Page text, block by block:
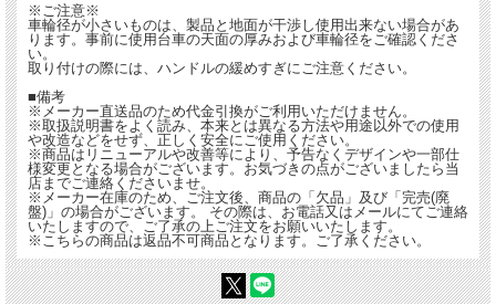
※ご注意※
車輪径が小さいものは、製品と地面が干渉し使用出来ない場合があ
ります。事前に使用台車の天面の厚みおよび車輪径をご確認くださ
い。
取り付けの際には、ハンドルの緩めすぎにご注意ください。
■備考
※メーカー直送品のため代金引換がご利用いただけません。
※取扱説明書をよく読み、本来とは異なる方法や用途以外での使用
や改造などをせず、正しく安全にご使用ください。
※商品はリニューアルや改善等により、予告なくデザインや一部仕
様変更となる場合がございます。お気づきの点がございましたら当
店までご連絡くださいませ。
※メーカー在庫のため、ご注文後、商品の「欠品」及び「完売(廃
盤)」の場合がございます。 その際は、お電話又はメールにてご連絡
いたしますので、ご了承の上ご注文をお願いいたします。
※こちらの商品は返品不可商品となります。ご了承ください。